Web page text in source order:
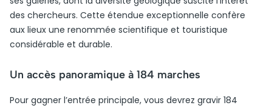
des chercheurs. Cette étendue exceptionnelle confère
aux lieux une renommée scientifique et touristique
considérable et durable.
Un accès panoramique à 184 marches
Pour gagner l’entrée principale, vous devrez gravir 184